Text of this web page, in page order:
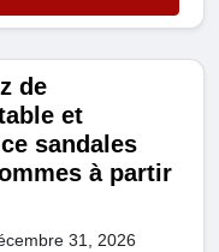
de
et
sandales
à partir
31, 2026